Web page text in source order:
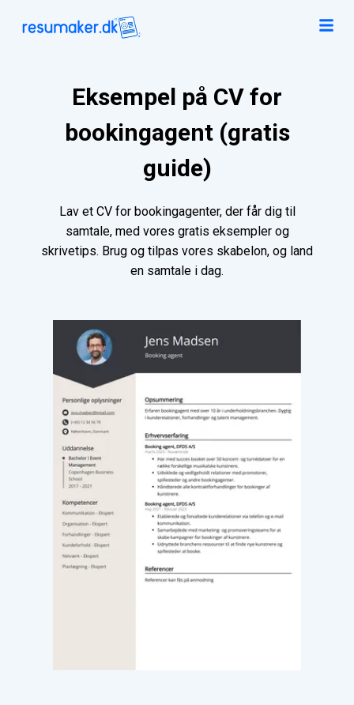
Eksempel på CV for
bookingagent (gratis
guide)
Lav et CV for bookingagenter, der får dig til
samtale, med vores gratis eksempler og
skrivetips. Brug og tilpas vores skabelon, og land
en samtale i dag.